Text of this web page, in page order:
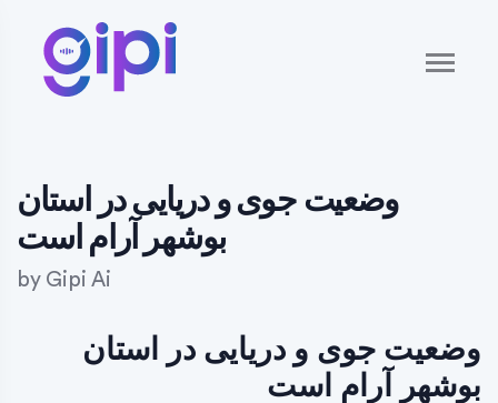
وضعیت جوی و دریایی در استان
بوشهر آرام است
by Gipi Ai
وضعیت جوی و دریایی در استان
بوشهر آرام است